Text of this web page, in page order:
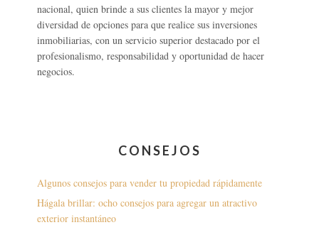
nacional, quien brinde a sus clientes la mayor y mejor
diversidad de opciones para que realice sus inversiones
inmobiliarias, con un servicio superior destacado por el
profesionalismo, responsabilidad y oportunidad de hacer
negocios.
CONSEJOS
Algunos consejos para vender tu propiedad rápidamente
Hágala brillar: ocho consejos para agregar un atractivo
exterior instantáneo